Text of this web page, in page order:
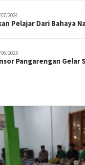
2024
Pelajar Dari Bahaya
2023
Pangarengan